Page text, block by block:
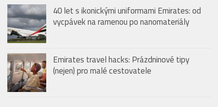
40 let s ikonickými uniformami Emirates: od
vycpávek na ramenou po nanomateriály
Emirates travel hacks: Prázdninové tipy
(nejen) pro malé cestovatele